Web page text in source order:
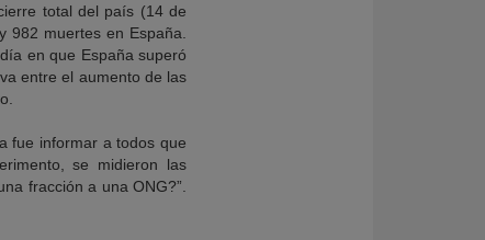
total del país (14 de
muertes en España.
en que España superó
entre el aumento de las
fue informar a todos que
se midieron las
fracción a una ONG?”.